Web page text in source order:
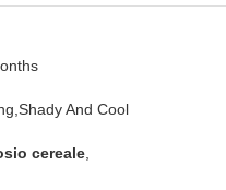
And Cool
cereale